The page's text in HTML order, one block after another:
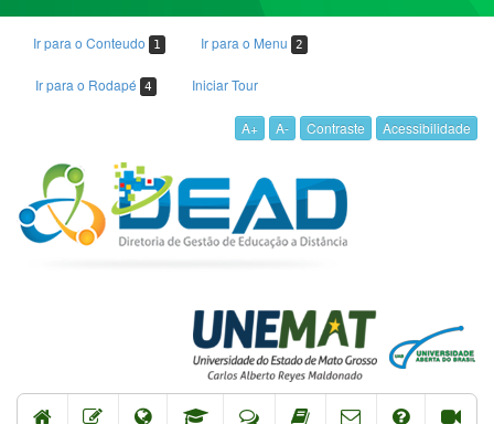
Ir para o Conteudo 1 Ir para o Menu 2
Ir para o Rodapé 4 Iniciar Tour
A+ A- Contraste Acessibilidade